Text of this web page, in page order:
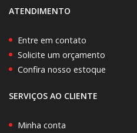
ATENDIMENTO
Entre em contato
Solicite um orçamento
Confira nosso estoque
SERVIÇOS AO CLIENTE
Minha conta